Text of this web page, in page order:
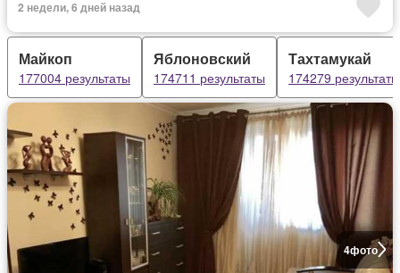
2 недели, 6 дней назад
Майкоп
177004 результаты
Яблоновский
174711 результаты
Тахтамукай
174279 результаты
4фото